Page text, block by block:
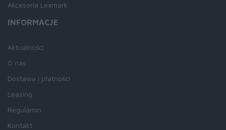
Akcesoria Lexmark
INFORMACJE
Aktualności
O nas
Dostawa i płatności
Leasing
Regulamin
Kontakt